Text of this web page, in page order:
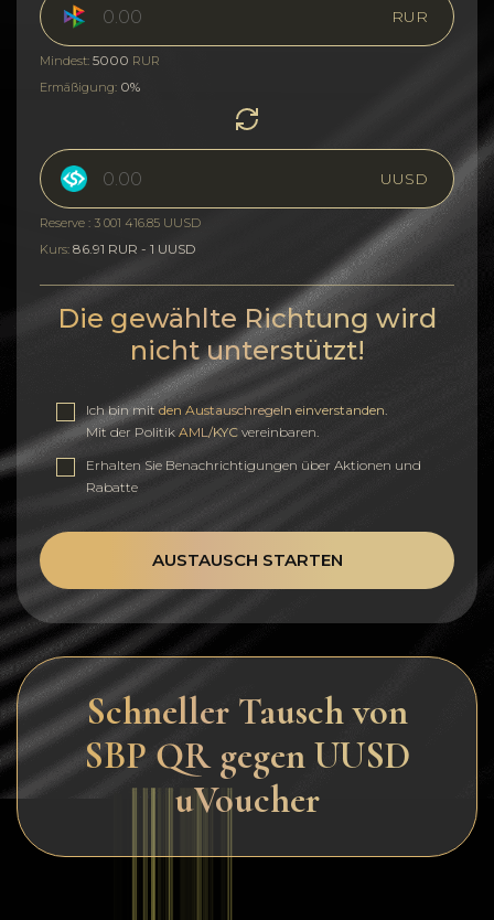
RUR
Mindest: 5000 RUR
Ermäßigung: 0%
UUSD
Reserve : 3 001 416.85 UUSD
Kurs: 86.91 RUR - 1 UUSD
Die gewählte Richtung wird
nicht unterstützt!
Ich bin mitden Austauschregeln einverstanden
Mit der Politik AML/KYC vereinbaren.
Erhalten Sie Benachrichtigungen über Aktionen und
Rabatte
AUSTAUSCH STARTEN
Schneller Tausch von
SBP QR gegen UUSD
uVoucher